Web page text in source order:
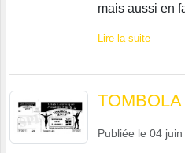
mais aussi en
Lire la suite
Publiée le 04 juin